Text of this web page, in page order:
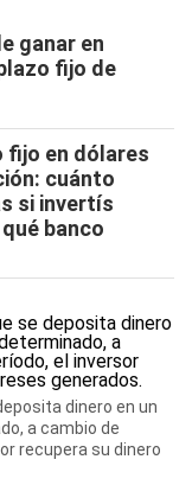
ganar en
fijo de
fijo en dólares
cuánto
si invertís
banco
dinero en un
a cambio de
recupera su dinero